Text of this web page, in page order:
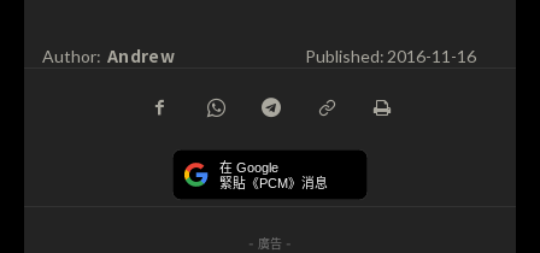
Author: Andrew Published:2016-11-16
在 Google
緊貼《PCM》消息
- 廣告 -